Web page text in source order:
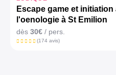
Escape game et initiation
l'oenologie à St Emilion
dès 30€ / pers.
(174 avis)